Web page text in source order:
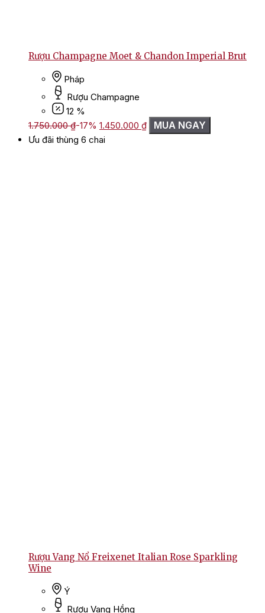
Rượu Champagne Moet & Chandon Imperial Brut
Pháp
Rượu Champagne
12 %
1.750.000₫-17% Giá
gốc
là:
1.450.000 ₫Giá
hiện
MUA NGAY
Ưu đãi thùng 6 chai
Rượu Vang Nổ Freixenet Italian Rose Sparkling
Wine
Ý
Rượu Vang Hồng